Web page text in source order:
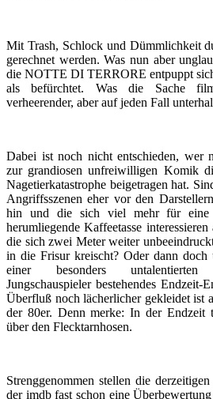
Mit Trash, Schlock und Dümmlichkeit
gerechnet werden. Was nun aber
die NOTTE DI TERRORE entpuppt
als befürchtet. Was die Sache
verheerender, aber auf jeden Fall
Dabei ist noch nicht entschieden, wer
zur grandiosen unfreiwilligen Komik
Nagetierkatastrophe beigetragen hat.
Angriffsszenen eher vor den
hin und die sich viel mehr für eine
herumliegende Kaffeetasse
die sich zwei Meter weiter
in die Frisur kreischt? Oder dann doch
einer besonders
Jungschauspieler bestehendes Endzeit-
Überfluß noch lächerlicher gekleidet ist
der 80er. Denn merke: In der Endzeit
über den Flecktarnhosen.
Strenggenommen stellen die
der imdb fast schon eine